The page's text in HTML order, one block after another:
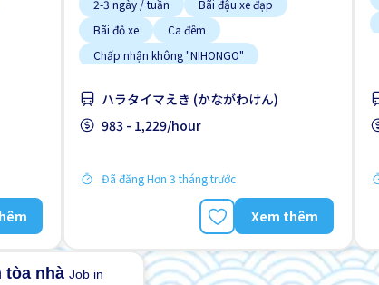
2-3 ngày / tuần
Bãi đậu xe đạp
Bãi đỗ xe
Ca đêm
Chấp nhận không "NIHONGO"
Cơ hội nhận việc làm toàn thời gian
Cơ hội thăng tiến
ハラタイマえき (かながわけん)
983 - 1,229/hour
Đã đăng Hơn 3 tháng trước
Xem thêm
tòa nhàJob in